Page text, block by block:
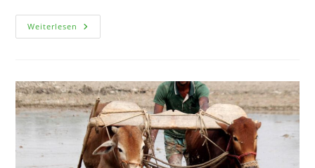
Weiterlesen Gyros-
Hähnchen
Feta-
Dip